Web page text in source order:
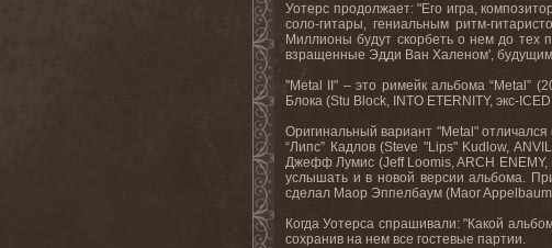
Уотерс продолжает: "Его игра,
соло-гитары, гениальным ритм-
Миллионы будут скорбеть о нем до тех
взращенные Эдди Ван Халеном',
"Metal II" – это римейк альбома “Metal”
Блока (Stu Block, INTO ETERNITY, экс-
Оригинальный вариант "Metal" отличался
“Липс” Кадлов(Steve "Lips" Kudlow,
Джефф Лумис (Jeff Loomis, ARCH
услышать и в новой версии альбома.
сделал Маор Эппелбаум (Maor
Когда Уотерса спрашивали: "Какой
сохранив на нем все гостевые партии.